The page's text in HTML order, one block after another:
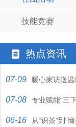
技能竞赛
热点资讯
07-09 暖心家访送
成长
07-08 专业赋能“三
学子用“双检”服务守护
06-16 从“识茶”到“